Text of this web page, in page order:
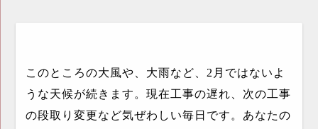
このところの大風や、大雨など、 2 月ではないよ
うな天候が続きます。現在工事の遅れ、次の工事
の段取り変更など気ぜわしい毎日です。あなたの